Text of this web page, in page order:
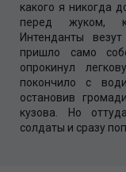
какого я никогда
перед жуком,
Интенданты
пришло само
опрокинул
покончило с
остановив
кузова. Но
солдаты и сразу